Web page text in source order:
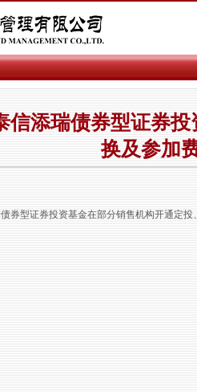
信添瑞债券型证券
换及参加
券型证券投资基金在部分销售机构开通定